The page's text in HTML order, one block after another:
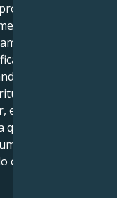
o que
então esta
presente
espiritual: O
está
e a ligação
então perceba
lhe enviaram
lembrete de
o que nele